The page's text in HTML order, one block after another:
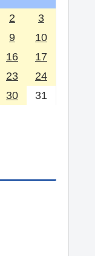
2
3
9
10
16
17
23
24
30 31